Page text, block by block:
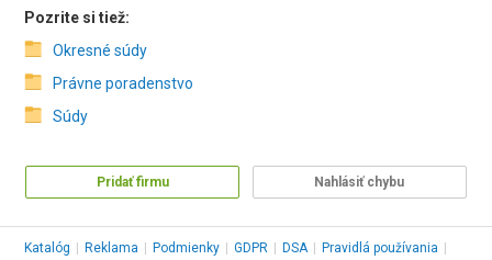
Pozrite si tiež:
Okresné súdy
Právne poradenstvo
Súdy
Pridať firmu Nahlásiť chybu
Katalóg Reklama Podmienky GDPR DSA Pravidlá používania